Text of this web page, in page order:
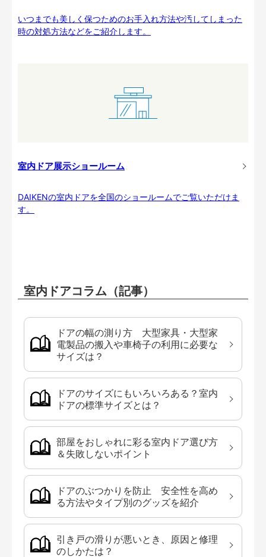
いつまでも美しく保つためのお手入れ方法や汚してしまった
時の対処方法などをご紹介します。
室内ドア展示ショールーム
DAIKENの室内ドアを全国のショールームでご覧いただけま
す。
室内ドアコラム（記事）
ドアの幅の測り方 大型家具・大型家
電製品の搬入や車椅子の利用に必要な
サイズは？
ドアのサイズにもいろいろある？室内
ドアの標準サイズとは？
部屋をおしゃれに彩る室内ドア選び方
＆失敗しないポイント
ドアのぶつかりを防止 安全性を高め
る方法やタイプ別のグッズを紹介
引き戸の滑りが悪いとき、原因と修理
のしかたは？